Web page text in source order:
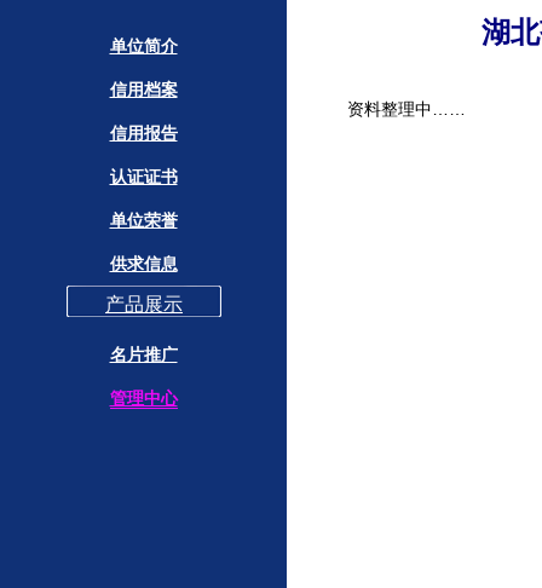
单位简介
信用档案
信用报告
认证证书
单位荣誉
供求信息
产品展示
名片推广
管理中心
湖
资料整理中……